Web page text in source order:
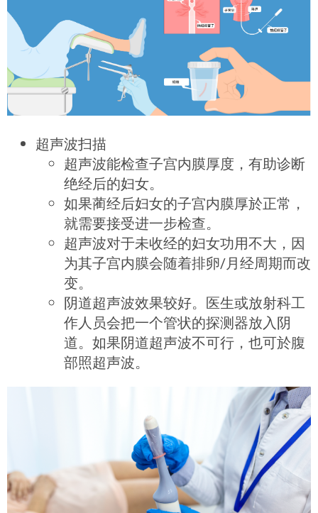
超声波扫描
超声波能检查子宫内膜厚度，有助诊断
绝经后的妇女。
如果蔺经后妇女的子宫内膜厚於正常，
就需要接受进一步检查。
超声波对于未收经的妇女功用不大，因
为其子宫内膜会随着排卵/月经周期而改
变。
阴道超声波效果较好。医生或放射科工
作人员会把一个管状的探测器放入阴
道。如果阴道超声波不可行，也可於腹
部照超声波。